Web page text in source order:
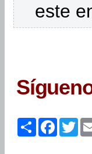
este
Share